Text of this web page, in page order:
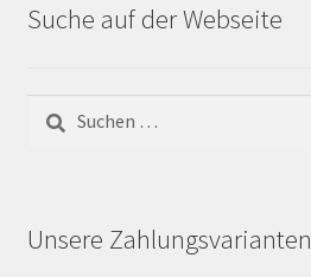
Suche auf der Webseite
Suchen
nach:
Unsere Zahlungsvarianten